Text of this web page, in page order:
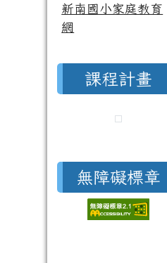
新南國小家庭教育
網
課程計畫
無障礙標章